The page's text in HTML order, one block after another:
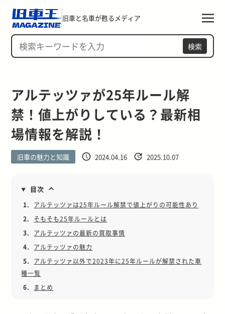
旧車と名車が甦るメディア
検索
アルテッツァが25年ルール解
禁！値上がりしている？最新相
場情報を解説！
旧車の魅力と知識 2024.04.16 2025.10.07
目次
1.
アルテッツァは25年ルール解禁で値上がりの可能性あり
2.
そもそも25年ルールとは
3.
アルテッツァの最新の買取事情
4.
アルテッツァの魅力
5.
アルテッツァ以外で2023年に25年ルールが解禁された車
種一覧
6.
まとめ